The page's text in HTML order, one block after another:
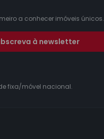
a conhecer imóveis únicos.
à newsletter
fixa/móvel nacional.